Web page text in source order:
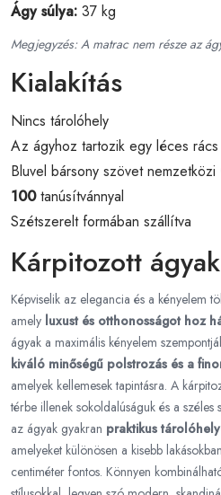
Ágy súlya: 37 kg
Megjegyzés: A matrac nem része az
Kialakítás
Nincs tárolóhely
Az ágyhoz tartozik egy léces rács
Bluvel bársony szövet nemzetközi
100tanúsítvánnyal
Szétszerelt formában szállítva
Kárpitozott ágyak
Képviselik az elegancia és a kényelem
amely luxust és otthonosságot hoz
ágyak a maximális kényelem
kiváló minőségű polstrozás és a
amelyek kellemesek tapintásra. A
térbe illenek sokoldalúságuk és a széles
az ágyak gyakran praktikus
amelyeket különösen a kisebb
centiméter fontos. Könnyen